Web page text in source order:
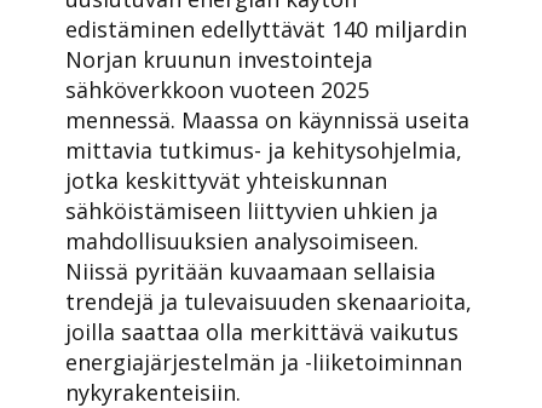
edistäminen edellyttävät 140 miljardin
Norjan kruunun investointeja
sähköverkkoon vuoteen 2025
mennessä. Maassa on käynnissä useita
mittavia tutkimus- ja kehitysohjelmia,
jotka keskittyvät yhteiskunnan
sähköistämiseen liittyvien uhkien ja
mahdollisuuksien analysoimiseen.
Niissä pyritään kuvaamaan sellaisia
trendejä ja tulevaisuuden skenaarioita,
joilla saattaa olla merkittävä vaikutus
energiajärjestelmän ja -liiketoiminnan
nykyrakenteisiin.